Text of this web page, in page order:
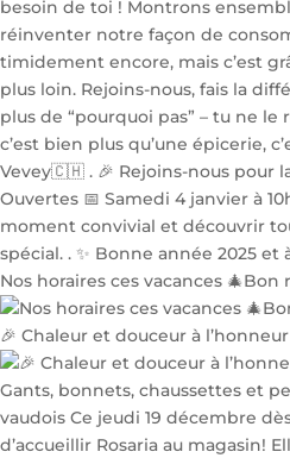
Nos horaires ces vacances
🎉 Chaleur et douceur à